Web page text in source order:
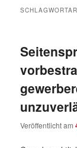
Veröffentlicht am